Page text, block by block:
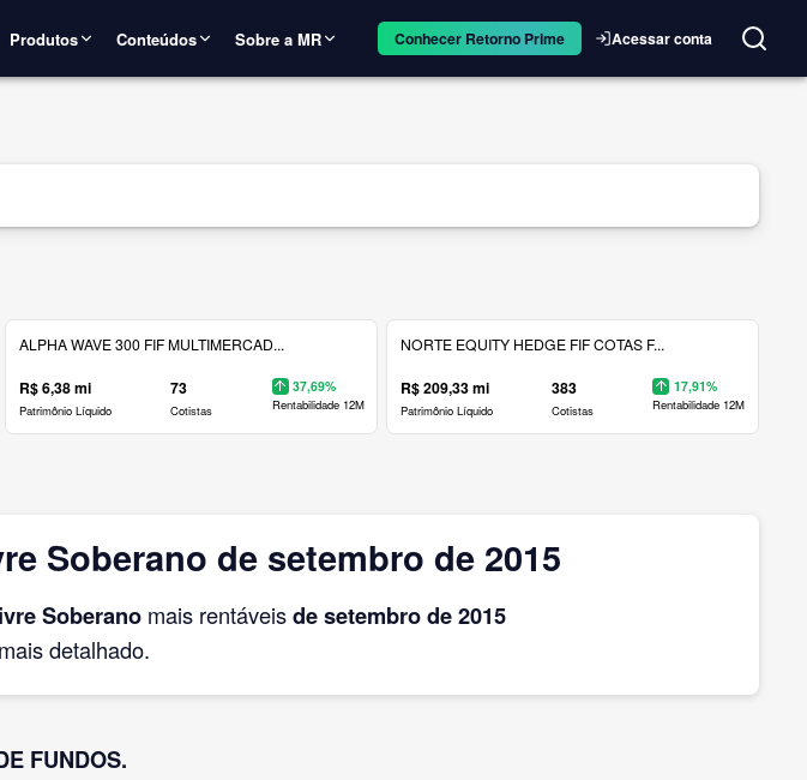
Produtos Conteúdos Sobre a MR Conhecer Retorno Prime Acessar conta
ALPHA WAVE 300 FIF MULTIMERCAD...
R$ 6,38 mi
Patrimônio Líquido
73
Cotistas
37,69%
Rentabilidade 12M
NORTE EQUITY HEDGE FIF COTAS F...
R$ 209,33 mi
Patrimônio Líquido
383
Cotistas
17,91%
Rentabilidade 12M
Soberano de setembro de 2015
Soberano mais rentáveisde setembrode 2015
detalhado.
FUNDOS.